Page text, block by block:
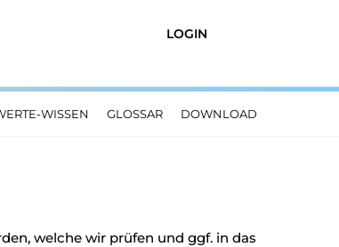
LOGIN
WISSEN GLOSSAR DOWNLOAD
welche wir prüfen und ggf. in das